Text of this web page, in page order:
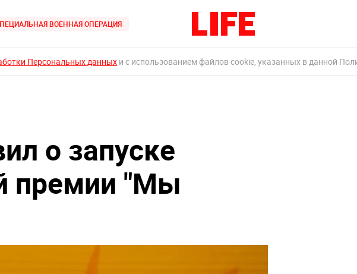
ВОЕННАЯ ОПЕРАЦИЯ
Персональных данных и с использованием файлов cookie, указанных в данной
о запуске
премии "Мы